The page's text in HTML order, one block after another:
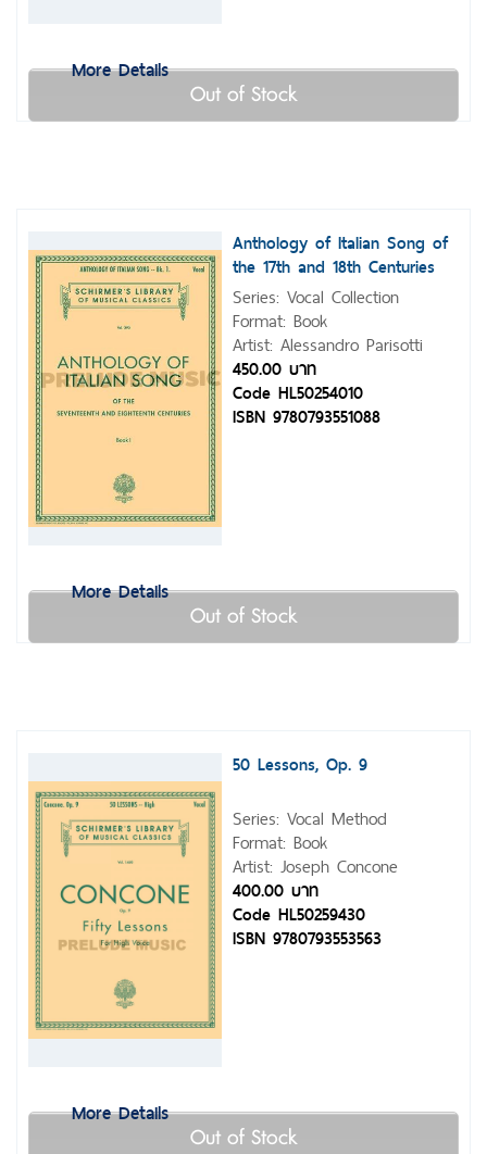
More Details
Out of Stock
More Details
Anthology of Italian Song of
the 17th and 18th Centuries
Series: Vocal Collection
Format: Book
Artist: Alessandro Parisotti
450.00 บาท
Code HL50254010
ISBN 9780793551088
Out of Stock
More Details
50 Lessons, Op. 9
Series: Vocal Method
Format: Book
Artist: Joseph Concone
400.00 บาท
Code HL50259430
ISBN 9780793553563
Out of Stock